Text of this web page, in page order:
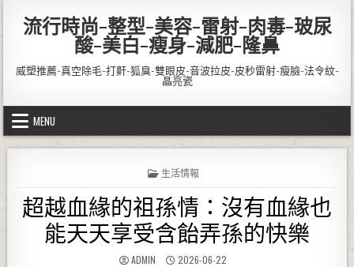
流行時尚-整型-美容-雷射-肉毒-玻尿
酸-美白-瘦身-減肥-隆鼻
威塑推薦-真空除毛-打鼾-狐臭-雙眼皮-音波拉皮-皮秒雷射-瘦臉-法令紋-
晶亮瓷
MENU
POSTED IN
生活情報
超越血緣的祖孫情：沒有血緣也
能天天享受含飴弄孫的快樂
AUTHOR:
ADMIN PUBLISHED DATE:
2026-06-22